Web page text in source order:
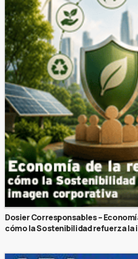
Dosier Corresponsables –
cómo la Sostenibilidad refuerza